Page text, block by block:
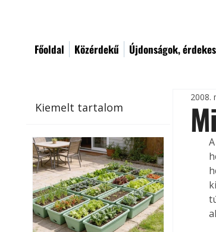
Főoldal Közérdekű Újdonságok,
Kiemelt tartalom
2008.